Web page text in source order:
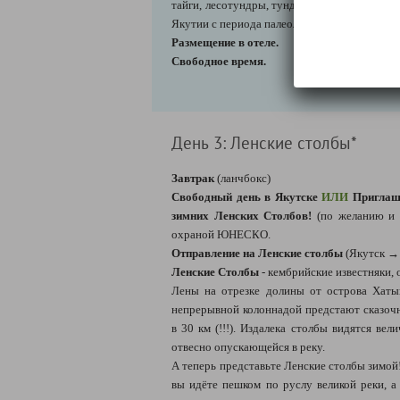
тайги, лесотундры, тундры и арктической
Якутии с периода палеолита до настоящего
Размещение в отеле.
Свободное время.
День 3: Ленские столбы*
Завтрак (ланчбокс)
Свободный день в Якутске ИЛИ
зимних Ленских Столбов! (по желанию и
охраной ЮНЕСКО.
Отправление на Ленские столбы (Якутск →
Ленские Столбы - кембрийские
Лены на отрезке долины от острова
непрерывной колоннадой предстают
в 30 км (!!!). Издалека столбы видятся
отвесно опускающейся в реку.
А теперь представьте Ленские столбы
вы идёте пешком по руслу великой реки,